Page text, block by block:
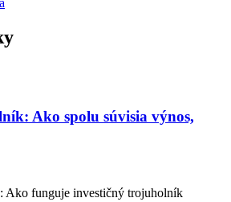
Ako spolu súvisia výnos,
Ako funguje investičný trojuholník